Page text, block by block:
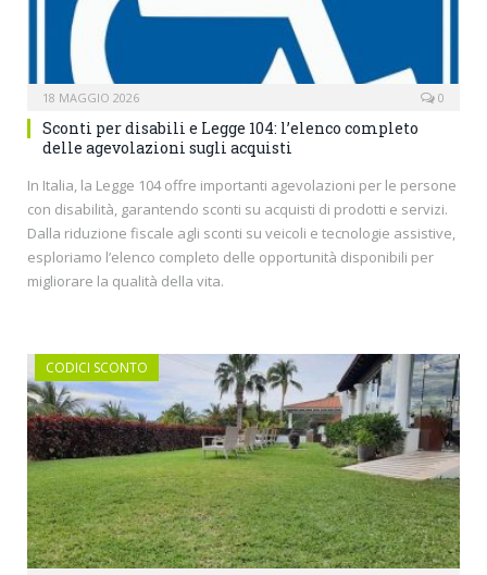
18 MAGGIO 2026 0
Sconti per disabili e Legge 104: l’elenco completo
delle agevolazioni sugli acquisti
In Italia, la Legge 104 offre importanti agevolazioni per le persone
con disabilità, garantendo sconti su acquisti di prodotti e servizi.
Dalla riduzione fiscale agli sconti su veicoli e tecnologie assistive,
esploriamo l’elenco completo delle opportunità disponibili per
migliorare la qualità della vita.
CODICI SCONTO